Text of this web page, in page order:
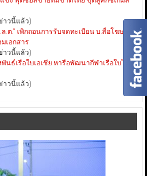
าวนี้แล้ว)
.ล.ต.” เพิกถอนการรับจดทะเบียน บ.สื่อโฆษณา
เอกสาร
าวนี้แล้ว)
นธ์เรือใบเอเชีย หารือพัฒนากีฬาเรือใบไทย-
าวนี้แล้ว)